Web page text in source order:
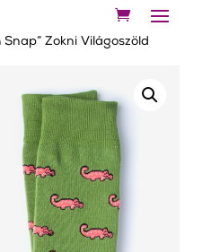
Zokni Világoszöld